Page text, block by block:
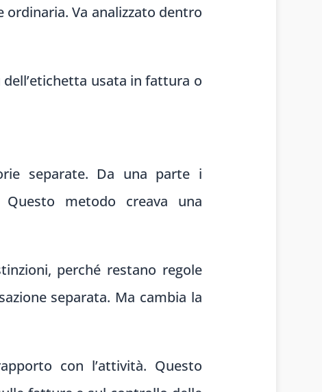
Va analizzato dentro
usata in fattura o
separate. Da una parte i
Questo metodo creava una
perché restano regole
separata. Ma cambia la
con l’attività. Questo